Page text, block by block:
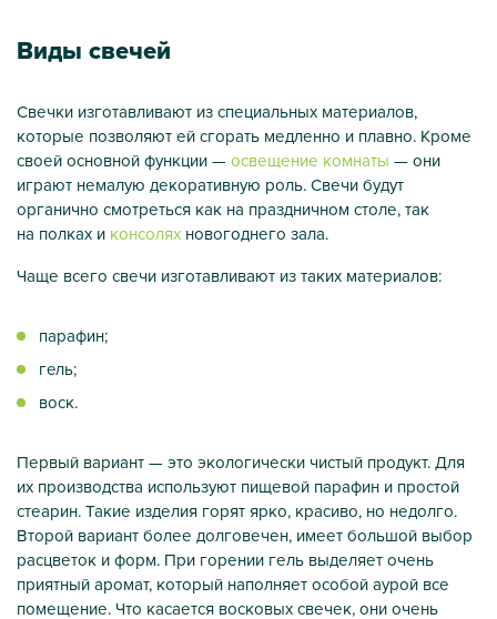
Виды свечей
Свечки изготавливают из специальных материалов,
которые позволяют ей сгорать медленно и плавно. Кроме
своей основной функции —освещение комнаты — они
играют немалую декоративную роль. Свечи будут
органично смотреться как на праздничном столе, так
на полках и консолях новогоднего зала.
Чаще всего свечи изготавливают из таких материалов:
парафин;
гель;
воск.
Первый вариант — это экологически чистый продукт. Для
их производства используют пищевой парафин и простой
стеарин. Такие изделия горят ярко, красиво, но недолго.
Второй вариант более долговечен, имеет большой выбор
расцветок и форм. При горении гель выделяет очень
приятный аромат, который наполняет особой аурой все
помещение. Что касается восковых свечек, они очень